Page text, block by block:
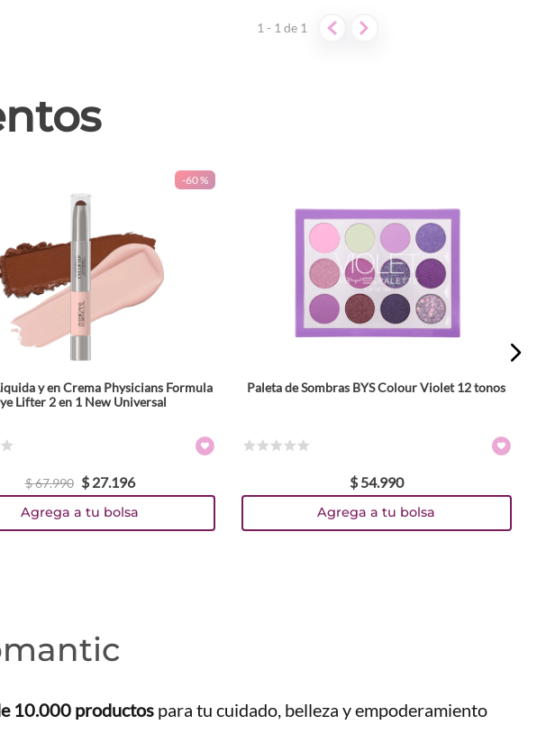
1 - 1de 1
-60 %
y en Crema Physicians Formula
Lifter 2 en 1 New Universal
$67.990 $ 27.196
Agrega a tu bolsa
Paleta de Sombras BYS Colour Violet 12 tonos
$ 54.990
Agrega a tu bolsa
10.000 productos para tu cuidado, belleza y empoderamiento